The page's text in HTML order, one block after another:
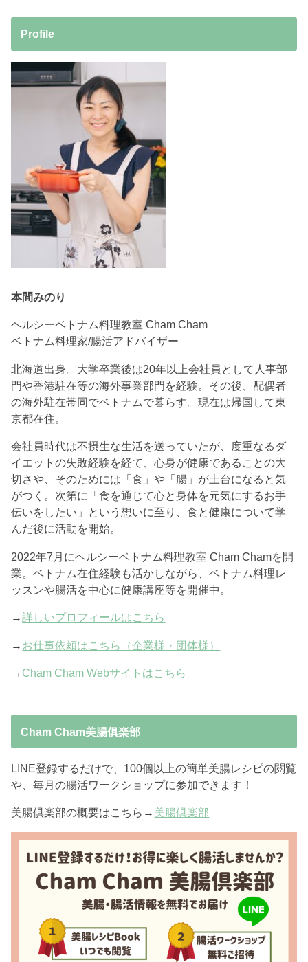
Profile
本間みのり
ヘルシーベトナム料理教室 Cham Cham
ベトナム料理家/腸活アドバイザー
北海道出身。大学卒業後は20年以上会社員として人事部
門や香港駐在等の海外事業部門を経験。その後、配偶者
の海外駐在帯同でベトナムで暮らす。現在は帰国して東
京都在住。
会社員時代は不摂生な生活を送っていたが、度重なるダ
イエットの失敗経験を経て、心身が健康であることの大
切さや、そのためには「食」や「腸」が土台になると気
がつく。次第に「食を通じて心と身体を元気にするお手
伝いをしたい」という想いに至り、食と健康について学
んだ後に活動を開始。
2022年7月にヘルシーベトナム料理教室 Cham Chamを開
業。ベトナム在住経験も活かしながら、ベトナム料理レ
ッスンや腸活を中心に健康講座等を開催中。
→詳しいプロフィールはこちら
→ お仕事依頼はこちら（企業様・団体様）
→ Cham Cham Webサイトはこちら
Cham Cham美腸俱楽部
LINE登録するだけで、100個以上の簡単美腸レシピの閲覧
や、毎月の腸活ワークショップに参加できます！
美腸倶楽部の概要はこちら→ 美腸倶楽部